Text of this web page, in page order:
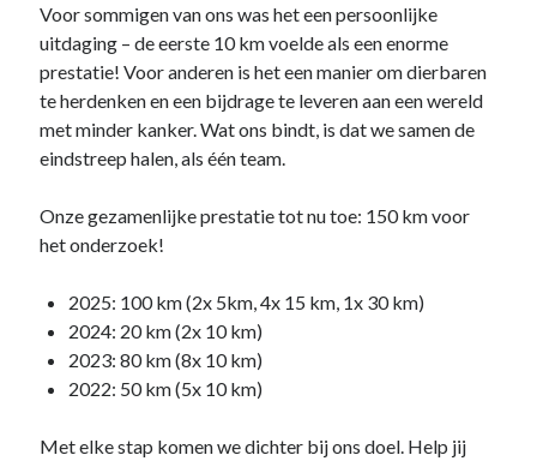
Voor sommigen van ons was het een persoonlijke
uitdaging – de eerste 10 km voelde als een enorme
prestatie! Voor anderen is het een manier om dierbaren
te herdenken en een bijdrage te leveren aan een wereld
met minder kanker. Wat ons bindt, is dat we samen de
eindstreep halen, als één team.
Onze gezamenlijke prestatie tot nu toe: 150 km voor
het onderzoek!
2025: 100 km (2x 5km, 4x 15 km, 1x 30 km)
2024: 20 km (2x 10 km)
2023: 80 km (8x 10 km)
2022: 50 km (5x 10 km)
Met elke stap komen we dichter bij ons doel. Help jij